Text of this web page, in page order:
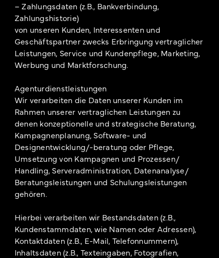
– Zahlungsdaten (z.B., Bankverbindung,
Zahlungshistorie)
von unseren Kunden, Interessenten und
Geschäftspartner zwecks Erbringung vertraglicher
Leistungen, Service und Kundenpflege, Marketing,
Werbung und Marktforschung.
Agenturdienstleistungen
Wir verarbeiten die Daten unserer Kunden im
Rahmen unserer vertraglichen Leistungen zu
denen konzeptionelle und strategische Beratung,
Kampagnenplanung, Software- und
Designentwicklung/-beratung oder Pflege,
Umsetzung von Kampagnen und Prozessen/
Handling, Serveradministration, Datenanalyse/
Beratungsleistungen und Schulungsleistungen
gehören.
Hierbei verarbeiten wir Bestandsdaten (z.B.,
Kundenstammdaten, wie Namen oder Adressen),
Kontaktdaten (z.B., E-Mail, Telefonnummern),
Inhaltsdaten (z.B., Texteingaben, Fotografien,